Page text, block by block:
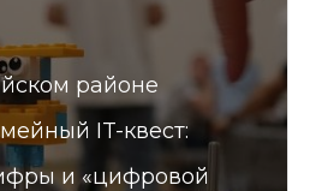
районе
IT-квест:
и «цифровой